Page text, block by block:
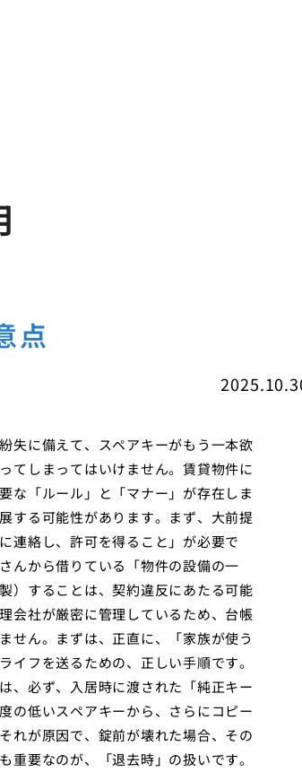
点
失に備えて、スペアキーがもう一本欲
てしまってはいけません。賃貸物件に
な「ルール」と「マナー」が存在しま
する可能性があります。まず、大前提
連絡し、許可を得ること」が必要で
んから借りている「物件の設備の一
）することは、契約違反にあたる可能
会社が厳密に管理しているため、台帳
せん。まずは、正直に、「家族が使う
フを送るための、正しい手順です。
、必ず、入居時に渡された「純正キー
の低いスペアキーから、さらにコピー
れが原因で、錠前が壊れた場合、その
要なのが、「退去時」の扱いです。